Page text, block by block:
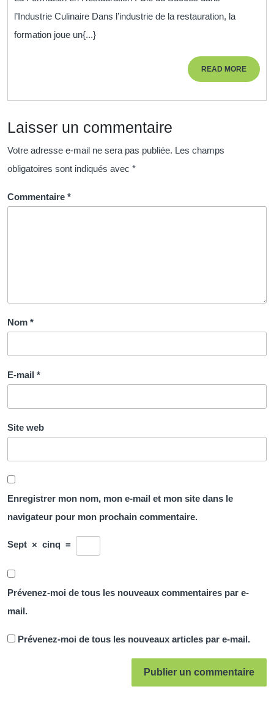
Compétences
Restauration
de
Qualité
l’Industrie Culinaire Dans l’industrie de la restauration, la
formation joue un{...}
READ MOREREAD
MORE
Laisser un commentaire
Votre adresse e-mail ne sera pas publiée. Les champs
obligatoires sont indiqués avec *
Commentaire *
Nom *
E-mail *
Site web
Enregistrer mon nom, mon e-mail et mon site dans le
navigateur pour mon prochain commentaire.
Sept × cinq =
Prévenez-moi de tous les nouveaux commentaires par e-
mail.
Prévenez-moi de tous les nouveaux articles par e-mail.